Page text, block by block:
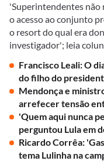
'Superintendentes não
o acesso ao conjunto
o resort do qual era
investigador'; leia
Francisco Leali: O
do filho do
Mendonça e
arrefecer tensão
'Quem aqui nunca
perguntou Lula em
Ricardo Corrêa:
tema Lulinha na